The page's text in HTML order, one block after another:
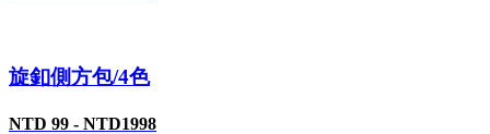
旋釦側方包/4色
NTD 99 - NTD1998